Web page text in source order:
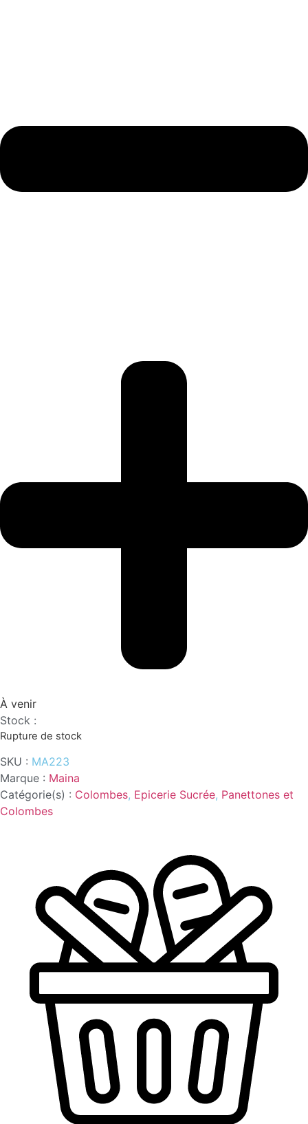
À venir
Stock :
Rupture de stock
SKU : MA223
Marque : Maina
Catégorie(s) : Colombes, Epicerie Sucrée, Panettones et
Colombes